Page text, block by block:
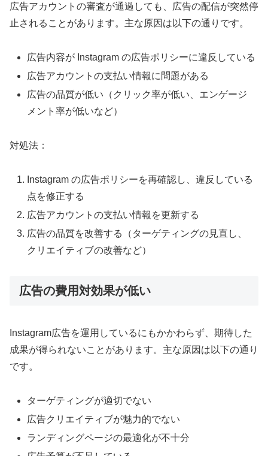
広告アカウントの審査が通過しても、広告の配信が突然停
止されることがあります。主な原因は以下の通りです。
広告内容が Instagram の広告ポリシーに違反している
広告アカウントの支払い情報に問題がある
広告の品質が低い（クリック率が低い、エンゲージ
メント率が低いなど）
対処法：
Instagram の広告ポリシーを再確認し、違反している
点を修正する
広告アカウントの支払い情報を更新する
広告の品質を改善する（ターゲティングの見直し、
クリエイティブの改善など）
広告の費用対効果が低い
Instagram広告を運用しているにもかかわらず、期待した
成果が得られないことがあります。主な原因は以下の通り
です。
ターゲティングが適切でない
広告クリエイティブが魅力的でない
ランディングページの最適化が不十分